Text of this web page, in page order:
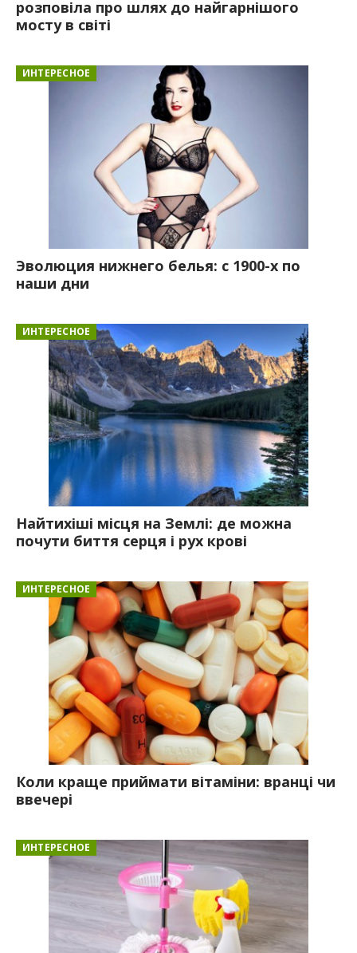
розповіла про шлях до найгарнішого
мосту в світі
ИНТЕРЕСНОЕ
Эволюция нижнего белья: с 1900-х по
наши дни
ИНТЕРЕСНОЕ
Найтихіші місця на Землі: де можна
почути биття серця і рух крові
ИНТЕРЕСНОЕ
Коли краще приймати вітаміни: вранці чи
ввечері
ИНТЕРЕСНОЕ